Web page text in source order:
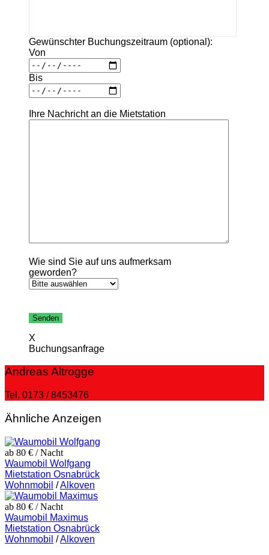
Gewünschter Buchungszeitraum (optional):
Von
Bis
Ihre Nachricht an die Mietstation
Wie sind Sie auf uns aufmerksam
geworden?
lasse
Feld
leer.
X
Buchungsanfrage
Andreas Altrogge
Tel. 0173 / 8453476
Ähnliche Anzeigen
ab 80 € / Nacht
Waumobil Wolfgang
Mietstation Osnabrück
Wohnmobil /Alkoven
ab 80 € / Nacht
Waumobil Maximus
Mietstation Osnabrück
Wohnmobil /Alkoven